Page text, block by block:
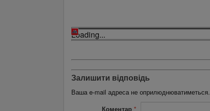
Loading...
Залишити відповідь
Ваша e-mail адреса не оприлюднюватиметься.
Коментар *